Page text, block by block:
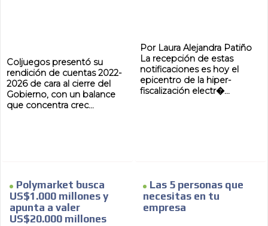
Coljuegos presentó su
rendición de cuentas 2022-
2026 de cara al cierre del
Gobierno, con un balance
que concentra crec...
Por Laura Alejandra Patiño
La recepción de estas
notificaciones es hoy el
epicentro de la hiper-
fiscalización electr�...
Polymarket busca
US$1.000 millones y
apunta a valer
US$20.000 millones
Las 5 personas que
necesitas en tu
empresa